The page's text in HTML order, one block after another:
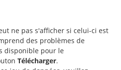
ne pas s'afficher si celui-ci est
des problèmes de
disponible pour le
Télécharger.